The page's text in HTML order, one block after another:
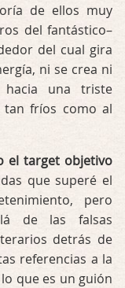
de ellos muy
del fantástico–
del cual gira
ni se crea ni
hacia una triste
tan fríos como al
el target objetivo
que superé el
pero
de las falsas
detrás de
referencias a la
que es un guión